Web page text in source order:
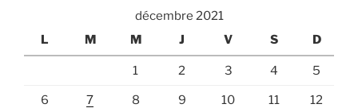
décembre 2021
L
M M J V S D
1 2 3 4 5
6 7 8 9 10 11 12